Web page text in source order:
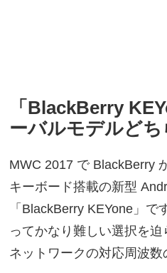
「BlackBerry
ーバルモデルど
MWC 2017 で BlackBerry
キーボード搭載の新型
「BlackBerry KEYone」で
ってかなり難しい選択を
ネットワークの対応周波数